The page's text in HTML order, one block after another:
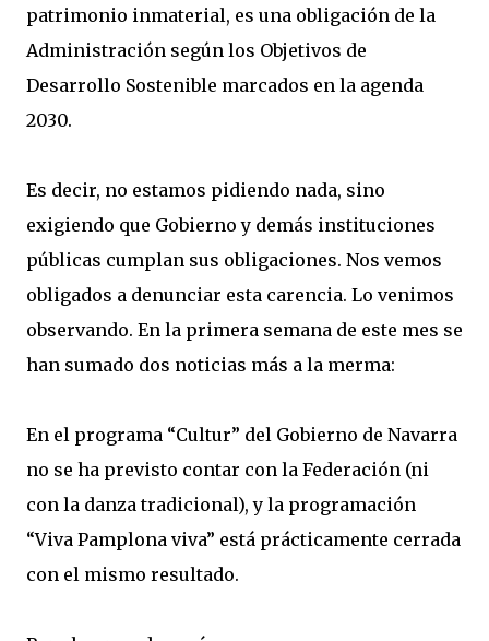
patrimonio inmaterial, es una obligación de la
Administración según los Objetivos de
Desarrollo Sostenible marcados en la agenda
2030.
Es decir, no estamos pidiendo nada, sino
exigiendo que Gobierno y demás instituciones
públicas cumplan sus obligaciones. Nos vemos
obligados a denunciar esta carencia. Lo venimos
observando. En la primera semana de este mes se
han sumado dos noticias más a la merma:
En el programa “Cultur” del Gobierno de Navarra
no se ha previsto contar con la Federación (ni
con la danza tradicional), y la programación
“Viva Pamplona viva” está prácticamente cerrada
con el mismo resultado.